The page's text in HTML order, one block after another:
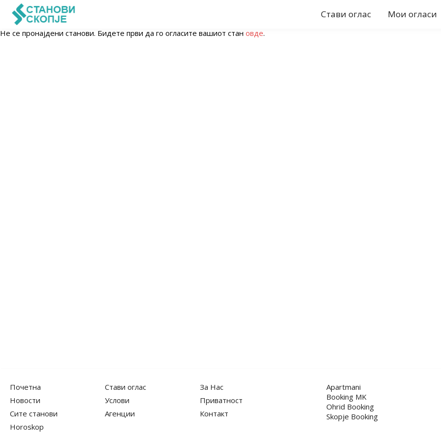
Стави оглас Мои огласи
Не се пронајдени станови. Бидете први да го огласите вашиот стан овде.
Почетна Стави оглас
За Нас
Новости
Услови
Приватност
Сите станови
Агенции
Контакт
Horoskop
Apartmani
Booking MK
Ohrid Booking
Skopje Booking